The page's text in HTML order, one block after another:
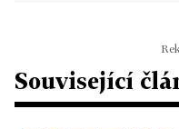
Související